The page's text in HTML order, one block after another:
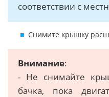
соответствии с
Снимите крышку
Внимание:
- Не снимайте
бачка, пока